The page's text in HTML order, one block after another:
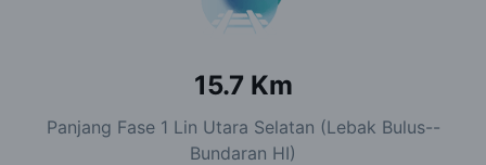
15.7 Km
Panjang Fase 1 Lin Utara Selatan (Lebak Bulus--
Bundaran HI)